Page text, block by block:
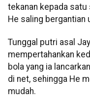
tekanan kepada satu
He saling bergantian
Tunggal putri asal
mempertahankan
bola yang ia
di net, sehingga He
mudah.